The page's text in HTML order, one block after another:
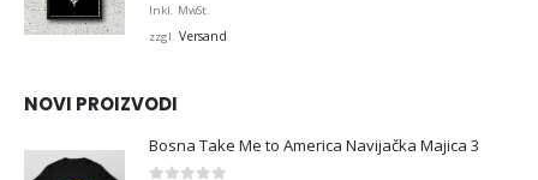
Inkl. MwSt.
zzgl. Versand
NOVI PROIZVODI
Bosna Take Me to America Navijačka Majica 3